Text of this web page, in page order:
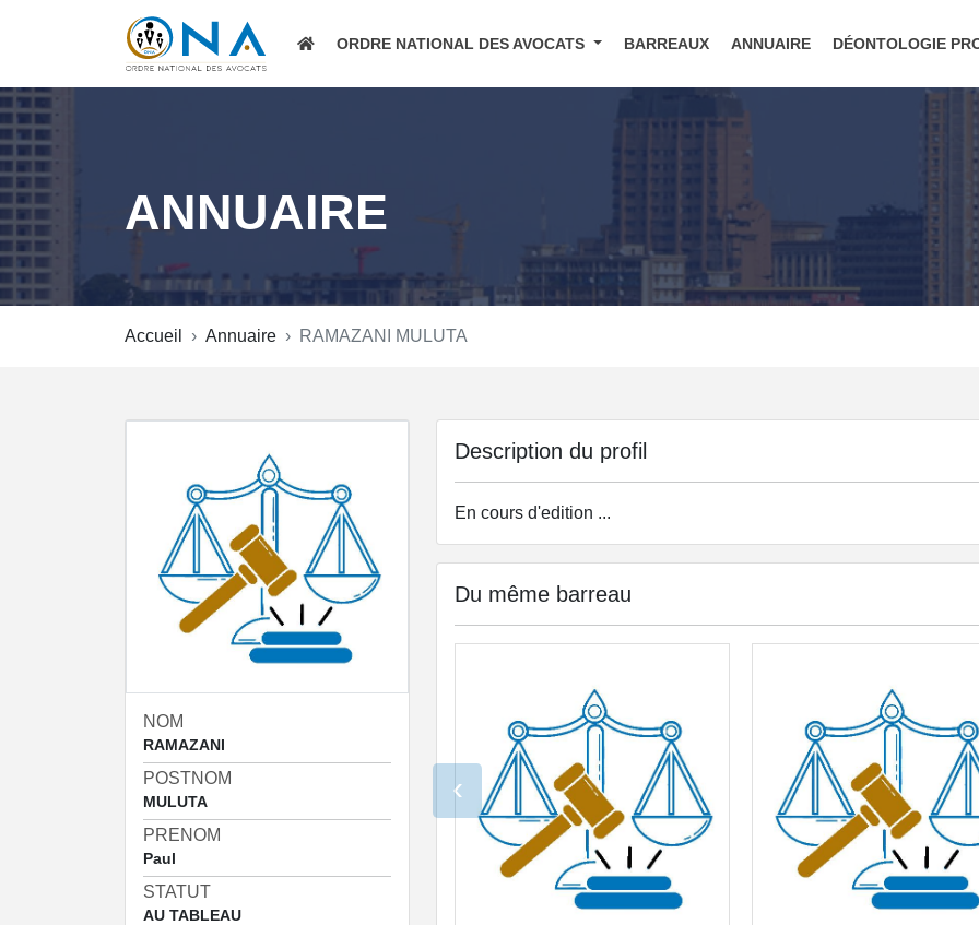
ORDRE NATIONAL DES AVOCATS BARREAUX ANNUAIRE DÉONTOLOGIE
ANNUAIRE
Accueil Annuaire RAMAZANI MULUTA
NOM
RAMAZANI
POSTNOM
MULUTA
PRENOM
Paul
STATUT
AU TABLEAU
Description du profil
En cours d'edition ...
Du même barreau
‹